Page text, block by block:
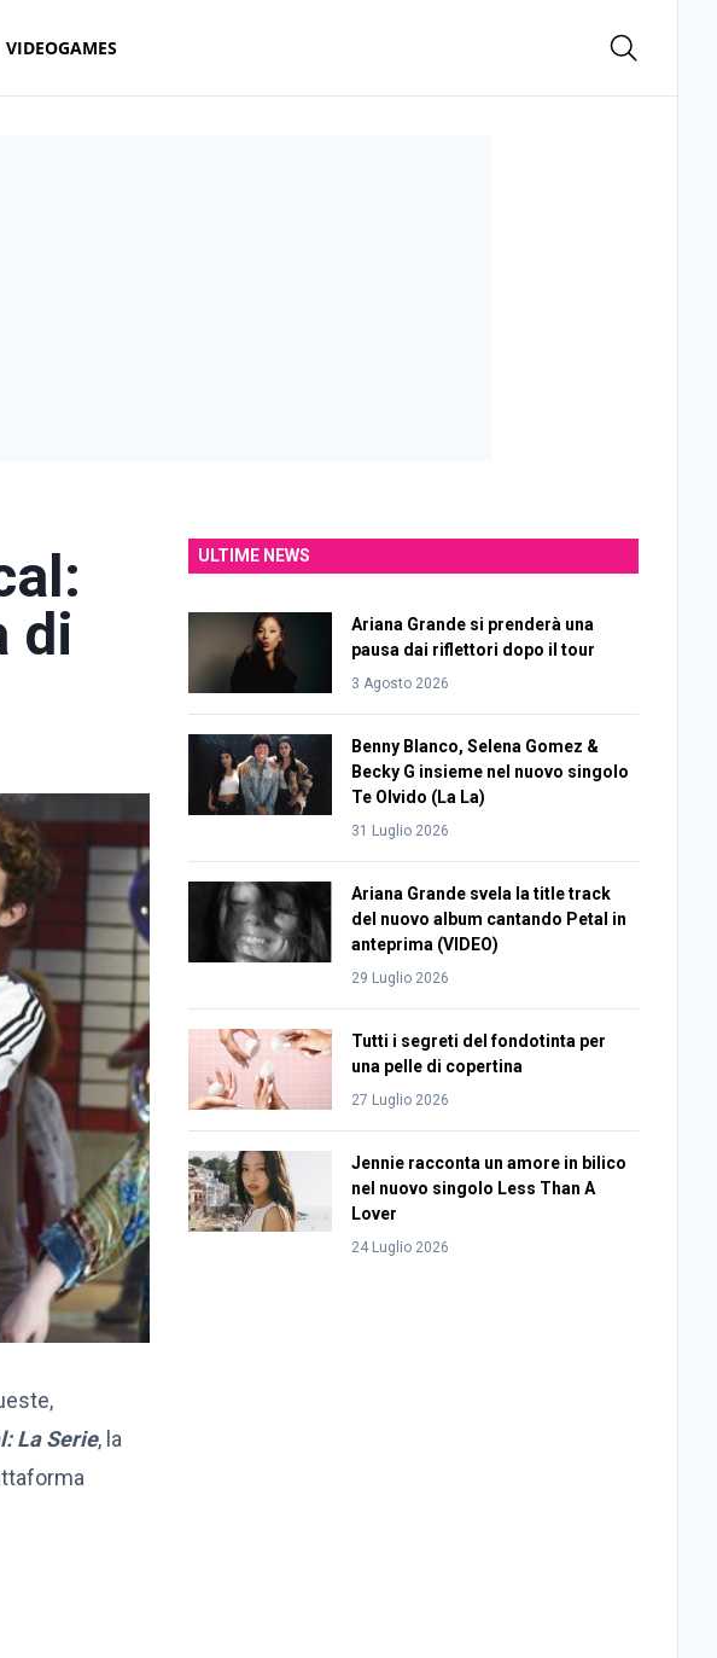
VIDEOGAMES
di
La Serie, la
ULTIME NEWS
Ariana Grande si prenderà una
pausa dai riflettori dopo il tour
3 Agosto 2026
Benny Blanco, Selena Gomez &
Becky G insieme nel nuovo singolo
Te Olvido (La La)
31 Luglio 2026
Ariana Grande svela la title track
del nuovo album cantando Petal in
anteprima (VIDEO)
29 Luglio 2026
Tutti i segreti del fondotinta per
una pelle di copertina
27 Luglio 2026
Jennie racconta un amore in bilico
nel nuovo singolo Less Than A
Lover
24 Luglio 2026